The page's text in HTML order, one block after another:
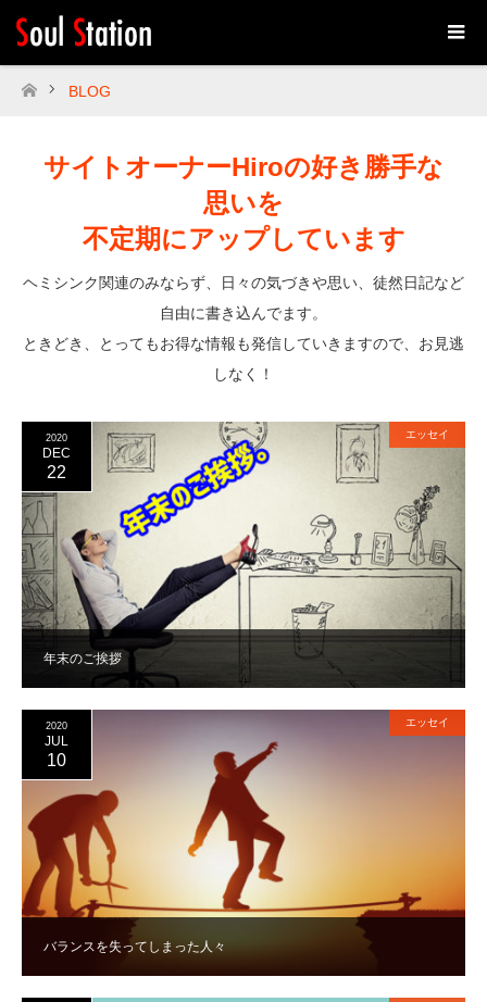
ホーム
BLOG
サイトオーナーHiroの好き勝手な
思いを
不定期にアップしています
ヘミシンク関連のみならず、日々の気づきや思い、徒然日記など
自由に書き込んでます。
ときどき、とってもお得な情報も発信していきますので、お見逃
しなく！
年末のご挨拶
2020
DEC
22
エッセイ
バランスを失ってしまった人々
2020
JUL
10
エッセイ